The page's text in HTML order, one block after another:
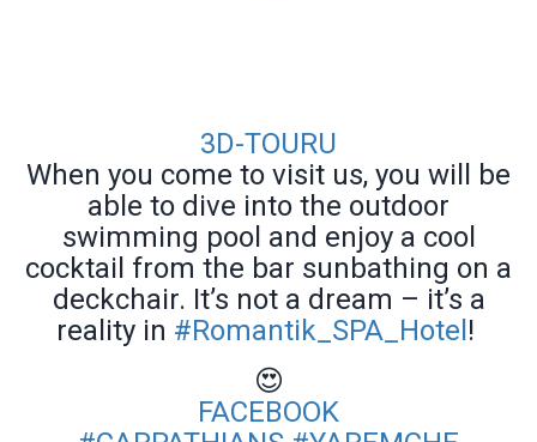
3D-TOURU
When you come to visit us, you will be
able to dive into the outdoor
swimming pool and enjoy a cool
cocktail from the bar sunbathing on a
deckchair. It’s not a dream – it’s a
reality in #Romantik_SPA_Hotel !
😍
FACEBOOK